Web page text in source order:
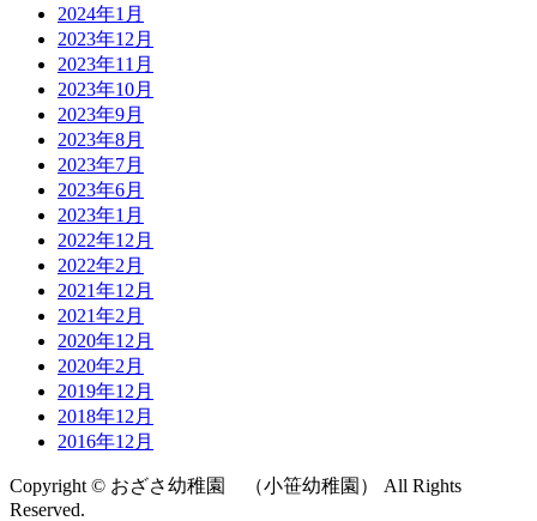
2024年1月
2023年12月
2023年11月
2023年10月
2023年9月
2023年8月
2023年7月
2023年6月
2023年1月
2022年12月
2022年2月
2021年12月
2021年2月
2020年12月
2020年2月
2019年12月
2018年12月
2016年12月
Copyright © おざさ幼稚園 （小笹幼稚園） All Rights
Reserved.